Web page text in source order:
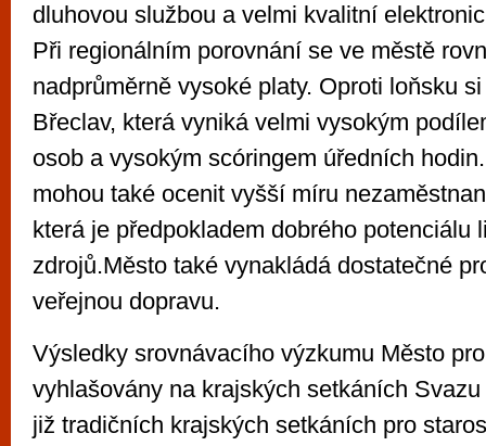
dluhovou službou a velmi kvalitní
Při regionálním porovnání se ve městě
nadprůměrně vysoké platy. Oproti loňsku
Břeclav, která vyniká velmi vysokým
osob a vysokým scóringem úředních
mohou také ocenit vyšší míru
která je předpokladem dobrého potenciálu
zdrojů.Město také vynakládá dostatečné
veřejnou dopravu.
Výsledky srovnávacího výzkumu Město
vyhlašovány na krajských setkáních
již tradičních krajských setkáních pro